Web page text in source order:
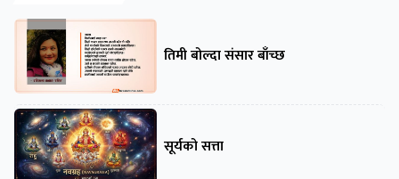
तिमी बोल्दा संसार बाँच्छ
सूर्यको सत्ता